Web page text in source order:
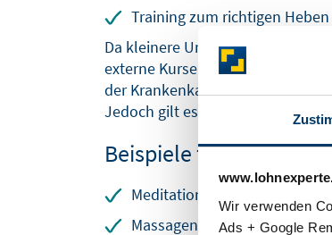
Wir verwenden
Ads + Google
Training zum richtigen
Da kleinere Unternehmen
externe Kurse in Anspruch
der Krankenkasse als
Jedoch gilt es zu beachten,
Beispiele für nicht
Meditation
Massagen